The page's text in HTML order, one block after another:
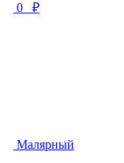
0
₽
Малярный